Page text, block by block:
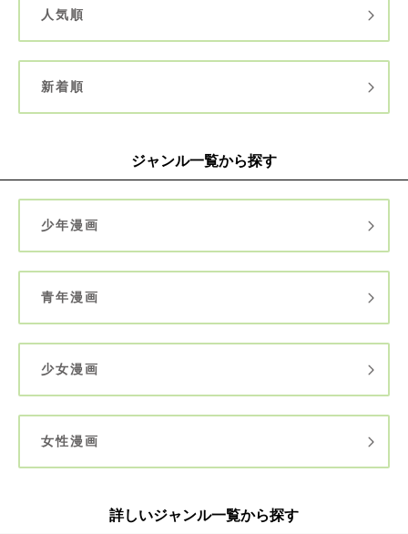
人気順
新着順
ジャンル一覧から探す
少年漫画
青年漫画
少女漫画
女性漫画
詳しいジャンル一覧から探す